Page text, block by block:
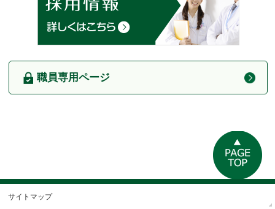
職員専用ページ
サイトマップ